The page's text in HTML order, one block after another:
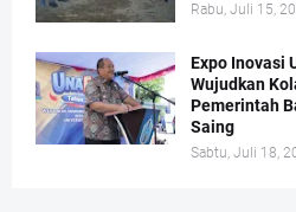
Rabu, Juli 15,
Expo Inovasi
Wujudkan
Pemerintah
Saing
Sabtu, Juli 18,